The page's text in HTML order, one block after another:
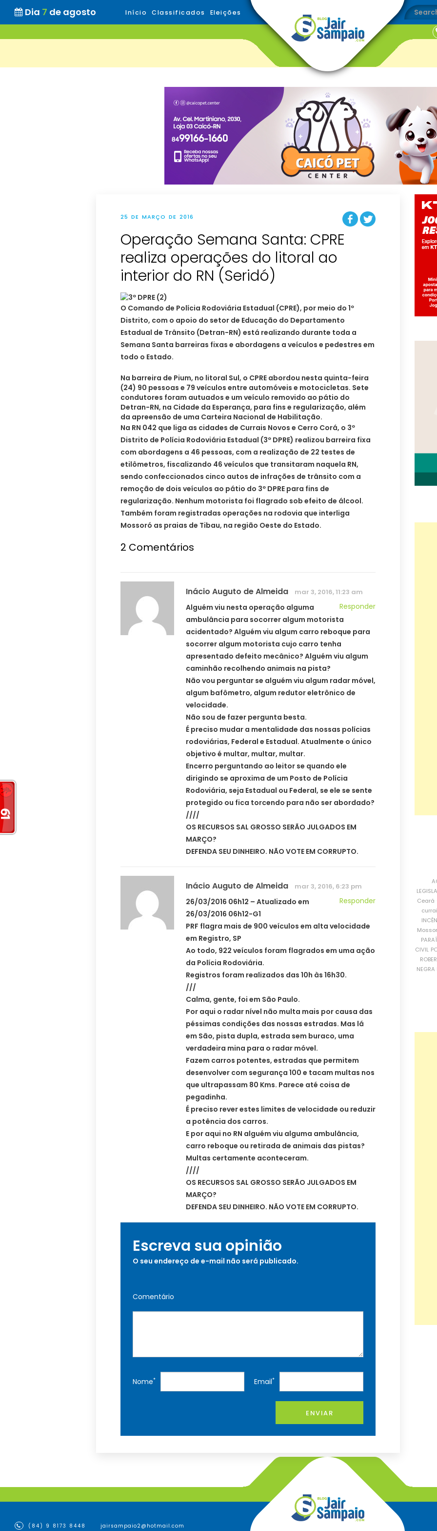
Dia 7 de agosto Início Classificados Eleições
25 DE MARÇO DE 2016
Operação Semana Santa: CPRE
realiza operações do litoral ao
interior do RN‏ (Seridó)
O Comando de Polícia Rodoviária Estadual (CPRE), por meio do 1º
Distrito, com o apoio do setor de Educação do Departamento
Estadual de Trânsito (Detran-RN) está realizando durante toda a
Semana Santa barreiras fixas e abordagens a veículos e pedestres em
todo o Estado.
Na barreira de Pium, no litoral Sul, o CPRE abordou nesta quinta-feira
(24) 90 pessoas e 79 veículos entre automóveis e motocicletas. Sete
condutores foram autuados e um veículo removido ao pátio do
Detran-RN, na Cidade da Esperança, para fins e regularização, além
da apreensão de uma Carteira Nacional de Habilitação.
Na RN 042 que liga as cidades de Currais Novos e Cerro Corá, o 3º
Distrito de Polícia Rodoviária Estadual (3º DPRE) realizou barreira fixa
com abordagens a 46 pessoas, com a realização de 22 testes de
etilômetros, fiscalizando 46 veículos que transitaram naquela RN,
sendo confeccionados cinco autos de infrações de trânsito com a
remoção de dois veículos ao pátio do 3º DPRE para fins de
regularização. Nenhum motorista foi flagrado sob efeito de álcool.
Também foram registradas operações na rodovia que interliga
Mossoró as praias de Tibau, na região Oeste do Estado.
2 Comentários
Inácio Auguto de Almeida mar 3, 2016, 11:23 am
Responder
Alguém viu nesta operação alguma
ambulância para socorrer algum motorista
acidentado? Alguém viu algum carro reboque para
socorrer algum motorista cujo carro tenha
apresentado defeito mecânico? Alguém viu algum
caminhão recolhendo animais na pista?
Não vou perguntar se alguém viu algum radar móvel,
algum bafômetro, algum redutor eletrônico de
velocidade.
Não sou de fazer pergunta besta.
É preciso mudar a mentalidade das nossas polícias
rodoviárias, Federal e Estadual. Atualmente o único
objetivo é multar, multar, multar.
Encerro perguntando ao leitor se quando ele
dirigindo se aproxima de um Posto de Polícia
Rodoviária, seja Estadual ou Federal, se ele se sente
protegido ou fica torcendo para não ser abordado?
////
OS RECURSOS SAL GROSSO SERÃO JULGADOS EM
MARÇO?
DEFENDA SEU DINHEIRO. NÃO VOTE EM CORRUPTO.
Inácio Auguto de Almeida mar 3, 2016, 6:23 pm
Responder
26/03/2016 06h12 – Atualizado em
26/03/2016 06h12-G1
PRF flagra mais de 900 veículos em alta velocidade
em Registro, SP
Ao todo, 922 veículos foram flagrados em uma ação
da Polícia Rodoviária.
Registros foram realizados das 10h às 16h30.
///
Calma, gente, foi em São Paulo.
Por aqui o radar nível não multa mais por causa das
péssimas condições das nossas estradas. Mas lá
em São, pista dupla, estrada sem buraco, uma
verdadeira mina para o radar móvel.
Fazem carros potentes, estradas que permitem
desenvolver com segurança 100 e tacam multas nos
que ultrapassam 80 Kms. Parece até coisa de
pegadinha.
É preciso rever estes limites de velocidade ou reduzir
a potência dos carros.
E por aqui no RN alguém viu alguma ambulância,
carro reboque ou retirada de animais das pistas?
Multas certamente aconteceram.
////
OS RECURSOS SAL GROSSO SERÃO JULGADOS EM
MARÇO?
DEFENDA SEU DINHEIRO. NÃO VOTE EM CORRUPTO.
Escreva sua opinião
O seu endereço de e-mail não será publicado.
Comentário
Nome* Email*
ENVIAR
Ceará
CIVIL
NEGRA
(84) 9 8173 8448 jairsampaio2@hotmail.com